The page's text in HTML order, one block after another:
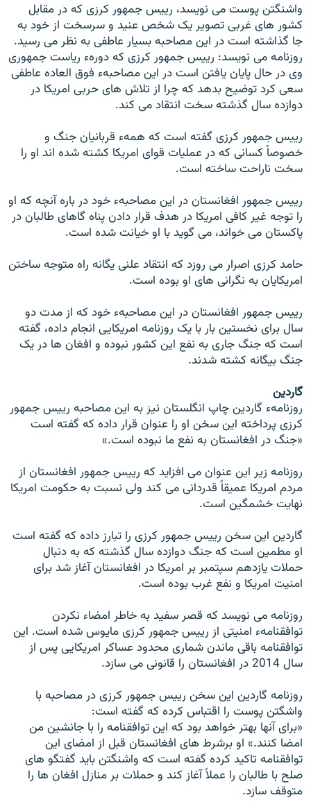
واشنگتن پوست می نویسد، رییس جمهور کرزی که در مقابل
کشور های غربی تصویر یک شخص عنید و سرسخت از خود به
جا گذاشته است در این مصاحبه بسیار عاطفی به نظر می رسید.
روزنامه می نویسد: رییس جمهور کرزی که دورهء ریاست جمهوری
وی در حال پایان یافتن است در این مصاحبهء فوق العاده عاطفی
سعی کرد توضیح بدهد که چرا از تلاش های حربی امریکا در
دوازده سال گذشته سخت انتقاد می کند.
رییس جمهور کرزی گفته است که همهء قربانیان جنگ و
خصوصاً کسانی که در عملیات قوای امریکا کشته شده اند او را
سخت ناراحت ساخته است.
رییس جمهور افغانستان در این مصاحبهء خود در باره آنچه که او
را توجه غیر کافی امریکا در هدف قرار دادن پناه گاهای طالبان در
پاکستان می خواند، می گوید با او خیانت شده است.
حامد کرزی اصرار می روزد که انتقاد علنی یگانه راه متوجه ساختن
امریکایان به نگرانی های او بوده است.
رییس جمهور افغانستان در این مصاحبهء خود که از مدت دو
سال برای نخستین بار با یک روزنامه امریکایی انجام داده، گفته
است که جنگ جاری به نفع این کشور نبوده و افغان ها در یک
جنگ بیگانه کشته شدند.
گاردین
روزنامهء گاردین چاپ انگلستان نیز به این مصاحبه رییس جمهور
کرزی پرداخته این سخن او را عنوان قرار داده که گفته است
«جنگ در افغانستان به نفع ما نبوده است.»
روزنامه زیر این عنوان می افزاید که رییس جمهور افغانستان از
مردم امریکا عمیقاً قدردانی می کند ولی نسبت به حکومت امریکا
نهایت خشمگین است.
گاردین این سخن رییس جمهور کرزی را تبارز داده که گفته است
او مطمین است که جنگ دوازده سال گذشته که به دنبال
حملات یازدهم سپتمبر بر امریکا در افغانستان آغاز شد برای
امنیت امریکا و نفع غرب بوده است.
روزنامه می نویسد که قصر سفید به خاطر امضاء نکردن
توافقنامهء امنیتی از رییس جمهور کرزی مایوس شده است. این
توافقنامه باقی ماندن شماری محدود عساکر امریکایی پس از
سال 2014 در افغانستان را قانونی می سازد.
روزنامه گاردین این سخن رییس جمهور کرزی در مصاحبه با
واشگتن پوست را اقتباس کرده که گفته است:
«برای آنها بهتر خواهد بود که این توافقنامه را با جانشین من
امضا کنند.» او برشرط های افغانستان قبل از امضای این
توافقنامه تاکید کرده گفته است که واشنگتن باید گفتگو های
صلح با طالبان را عملاً آغاز کند و حملات بر منازل افغان ها را
متوقف سازد.